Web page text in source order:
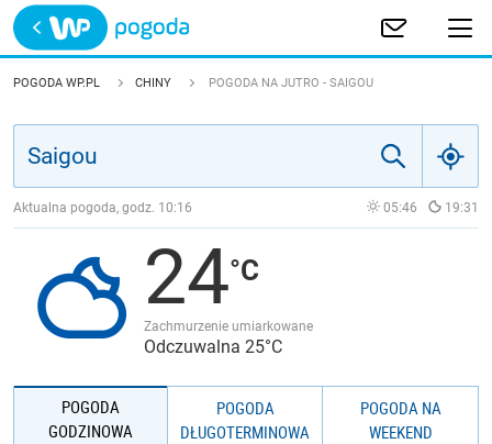
Trwa ładowanie
POLSKA
JAKOŚĆ POWIETRZA
POGODA WP.PL CHINY POGODA NA JUTRO - SAIGOU
Aktualna pogoda, godz. 10:16 05:46 19:31
24
Zachmurzenie umiarkowane
Odczuwalna 25°C
POGODA
GODZINOWA
POGODA
DŁUGOTERMINOWA
POGODA NA
WEEKEND